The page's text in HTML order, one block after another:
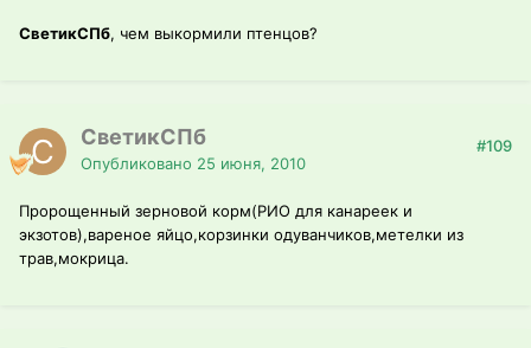
СветикСПб, чем выкормили птенцов?
СветикСПб
Опубликовано 25 июня, 2010
#109
Пророщенный зерновой корм(РИО для канареек и
экзотов),вареное яйцо,корзинки одуванчиков,метелки из
трав,мокрица.